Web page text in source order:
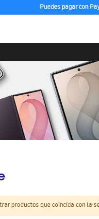
Puedes pagar con
productos que coincida con la